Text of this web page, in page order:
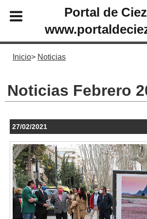
Portal de
Inicio Noticias
Noticias Febrero
27/02/2021